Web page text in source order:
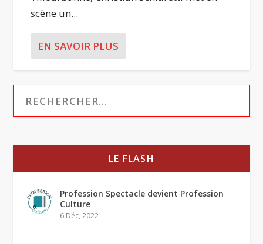
scène un...
EN SAVOIR PLUS
LE FLASH
Profession Spectacle devient Profession
Culture
6 Déc, 2022